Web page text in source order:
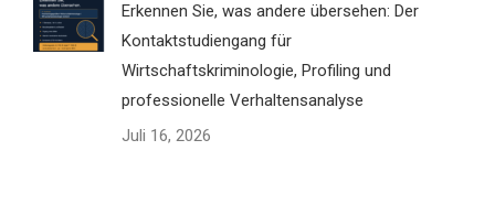
Erkennen Sie, was andere übersehen: Der
Kontaktstudiengang für
Wirtschaftskriminologie, Profiling und
professionelle Verhaltensanalyse
Juli 16, 2026